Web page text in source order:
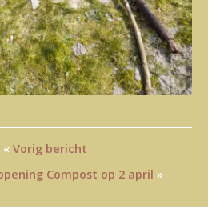
« Vorig bericht
Compost op 2 april »